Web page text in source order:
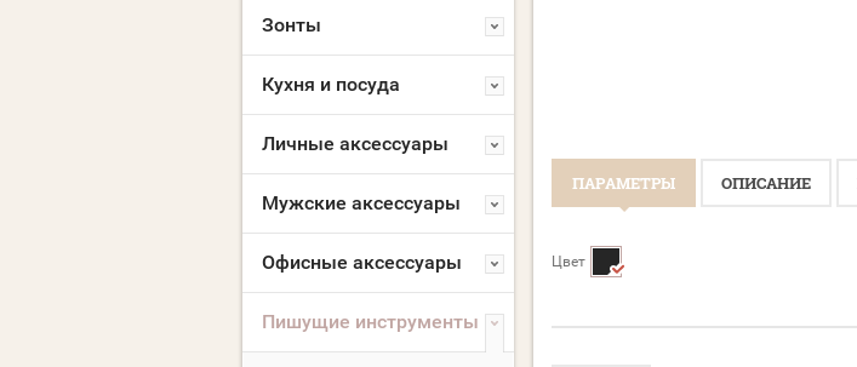
Зонты
Кухня и посуда
Личные аксессуары
Мужские аксессуары
Офисные аксессуары
Пишущие инструменты
ПАРАМЕТРЫ ОПИСАНИЕ
Цвет